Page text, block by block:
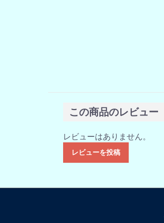
この商品のレビュー
レビューはありません。
レビューを投稿